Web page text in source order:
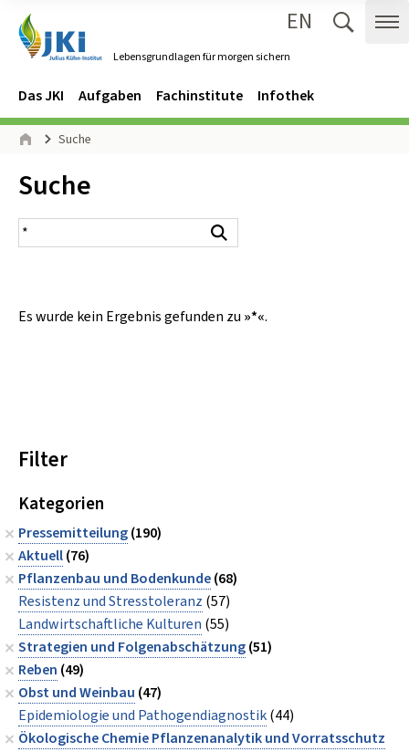
Lebensgrundlagen für morgen sichern
EN
Navigation
Hauptmenü
Das JKI Aufgaben Fachinstitute Infothek
Seitenpfad
Suche
Inhalt:
Suche
Suchergebnis
Es wurde kein Ergebnis gefunden zu »*«.
Filter
Kategorien
Pressemitteilung(190)
Aktuell(76)
Pflanzenbau und Bodenkunde(68)
Resistenz und Stresstoleranz (57)
Landwirtschaftliche Kulturen (55)
Strategien und Folgenabschätzung(51)
Reben (49)
Obst und Weinbau (47)
Epidemiologie und Pathogendiagnostik(44)
Ökologische Chemie Pflanzenanalytik und Vorratsschutz